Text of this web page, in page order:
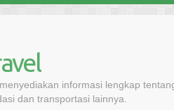
informasi lengkap
dan transportasi lainnya.